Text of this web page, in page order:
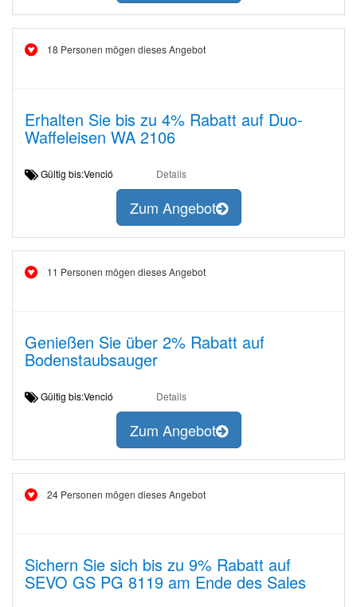
18 Personen mögen dieses Angebot
Erhalten Sie bis zu 4% Rabatt auf Duo-
Waffeleisen WA 2106
Gültig bis:Venció Details
Zum Angebot
11 Personen mögen dieses Angebot
Genießen Sie über 2% Rabatt auf
Bodenstaubsauger
Gültig bis:Venció Details
Zum Angebot
24 Personen mögen dieses Angebot
Sichern Sie sich bis zu 9% Rabatt auf
SEVO GS PG 8119 am Ende des Sales